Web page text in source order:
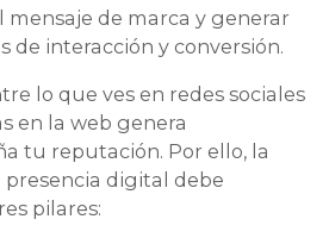
mensaje de marca y generar
de interacción y conversión.
lo que ves en redes sociales
en la web genera
tu reputación. Por ello, la
digital debe
pilares: